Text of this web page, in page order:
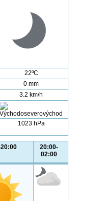
22ºC
0 mm
3.2 km/h
1023 hPa
20:00-
02:00